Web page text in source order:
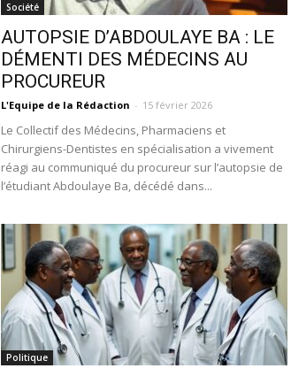
Société
AUTOPSIE D’ABDOULAYE BA : LE
DÉMENTI DES MÉDECINS AU
PROCUREUR
L'Equipe de la Rédaction - 15 février 2026
Le Collectif des Médecins, Pharmaciens et
Chirurgiens-Dentistes en spécialisation a vivement
réagi au communiqué du procureur sur l’autopsie de
l’étudiant Abdoulaye Ba, décédé dans...
Politique